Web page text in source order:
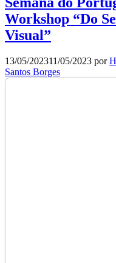
Workshop “Do
Visual”
13/05/202311/05/2023 por
Santos Borges